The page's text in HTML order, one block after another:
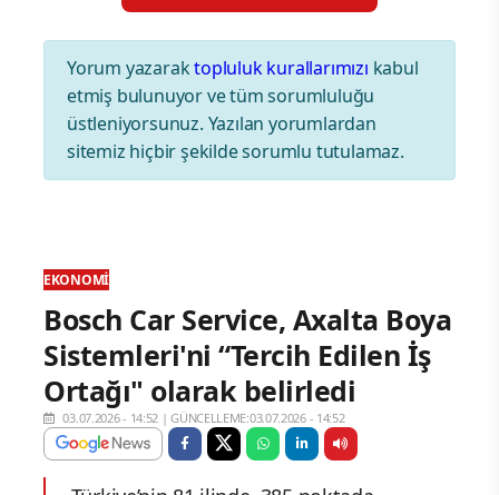
Yorum yazaraktopluluk kurallarımızı kabul
etmiş bulunuyor ve tüm sorumluluğu
üstleniyorsunuz. Yazılan yorumlardan
sitemiz hiçbir şekilde sorumlu tutulamaz.
EKONOMI
Bosch Car Service, Axalta Boya
Sistemleri'ni “Tercih Edilen İş
Ortağı" olarak belirledi
03.07.2026 - 14:52 |GÜNCELLEME:03.07.2026 - 14:52